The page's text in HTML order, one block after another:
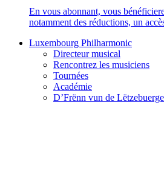
En vous abonnant, vous
notamment des réductions, un
Luxembourg Philharmonic
Directeur musical
Rencontrez les musiciens
Tournées
Académie
D’Frënn vun de